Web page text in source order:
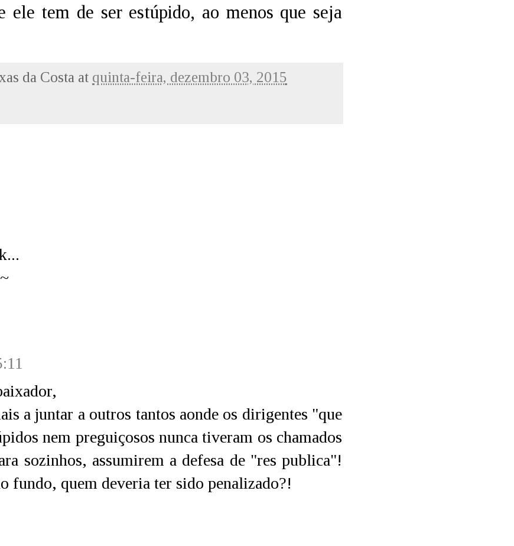
ele tem de ser estúpido, ao menos que seja
da Costa at quinta-feira, dezembro 03, 2015
a juntar a outros tantos aonde os dirigentes "que
nem preguiçosos nunca tiveram os chamados
sozinhos, assumirem a defesa de "res publica"!
fundo, quem deveria ter sido penalizado?!